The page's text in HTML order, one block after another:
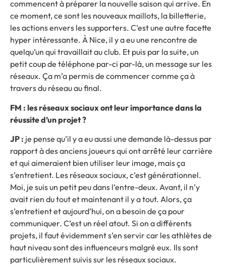
commencent à préparer la nouvelle saison qui arrive. En
ce moment, ce sont les nouveaux maillots, la billetterie,
les actions envers les supporters. C’est une autre facette
hyper intéressante. À Nice, il y a eu une rencontre de
quelqu’un qui travaillait au club. Et puis par la suite, un
petit coup de téléphone par-ci par-là, un message sur les
réseaux. Ça m’a permis de commencer comme ça à
travers du réseau au final.
FM : les réseaux sociaux ont leur importance dans la
réussite d’un projet ?
JP : je pense qu’il y a eu aussi une demande là-dessus par
rapport à des anciens joueurs qui ont arrêté leur carrière
et qui aimeraient bien utiliser leur image, mais ça
s’entretient. Les réseaux sociaux, c’est générationnel.
Moi, je suis un petit peu dans l’entre-deux. Avant, il n’y
avait rien du tout et maintenant il y a tout. Alors, ça
s’entretient et aujourd’hui, on a besoin de ça pour
communiquer. C’est un réel atout. Si on a différents
projets, il faut évidemment s’en servir car les athlètes de
haut niveau sont des influenceurs malgré eux. Ils sont
particulièrement suivis sur les réseaux sociaux.